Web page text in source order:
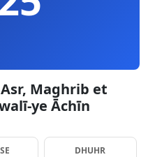
Maghrib et
ye Āchīn
DHUHR